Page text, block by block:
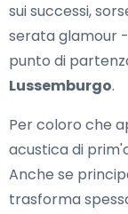
sui successi,
serata glamour
punto di
Lussemburgo.
Per coloro che
acustica di
Anche se
trasforma